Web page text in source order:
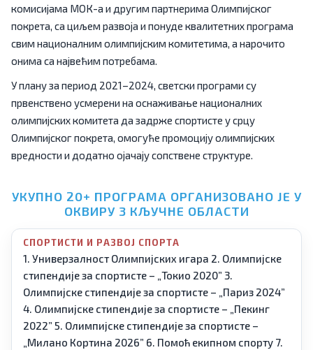
комисијама МОК-а и другим партнерима Олимпијског
покрета, са циљем развоја и понуде квалитетних програма
свим националним олимпијским комитетима, а нарочито
онима са највећим потребама.
У плану за период 2021–2024, светски програми су
првенствено усмерени на оснаживање националних
олимпијских комитета да задрже спортисте у срцу
Олимпијског покрета, омогуће промоцију олимпијских
вредности и додатно ојачају сопствене структуре.
УКУПНО 20+ ПРОГРАМА ОРГАНИЗОВАНО ЈЕ У
ОКВИРУ 3 КЉУЧНЕ ОБЛАСТИ
СПОРТИСТИ И РАЗВОЈ СПОРТА
1. Универзалност Олимпијских игара 2. Олимпијске
стипендије за спортисте – „Токио 2020” 3.
Олимпијске стипендије за спортисте – „Париз 2024”
4. Олимпијске стипендије за спортисте – „Пекинг
2022” 5. Олимпијске стипендије за спортисте –
„Милано Кортина 2026” 6. Помоћ екипном спорту 7.